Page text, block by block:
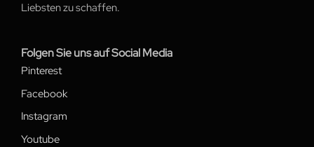
Liebsten zu schaffen.
Folgen Sie uns auf Social Media
Pinterest
Facebook
Instagram
Youtube